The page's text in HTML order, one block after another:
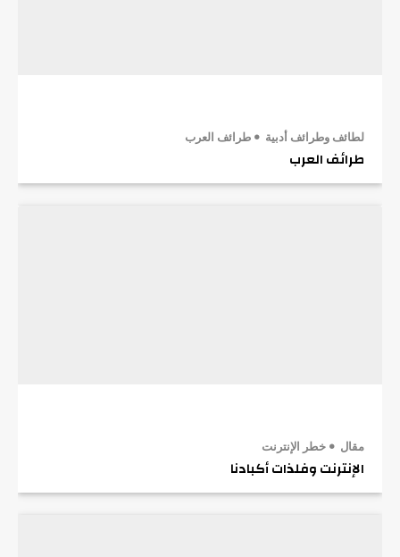
لطائف وطرائف أدبية طرائف العرب
طرائف العرب
مقال خطر الإنترنت
الإنترنت وفلذات أكبادنا